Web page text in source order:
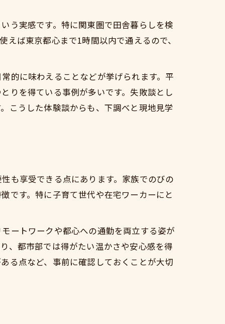
う実感です。特に関東圏で田舎暮らしを検
ば東京都心まで1時間以内で通えるので、
的に味わえることなどが挙げられます。平
りを得ている事例が多いです。失敗談とし
こうした体験談からも、下調べと現地見学
も享受できる点にあります。家族でのびの
です。特に子育て世代や在宅ワーカーにと
ートワークや都心への通勤を両立する姿が
、都市部では得がたい温かさや安心感を得
る点など、事前に確認しておくことが大切